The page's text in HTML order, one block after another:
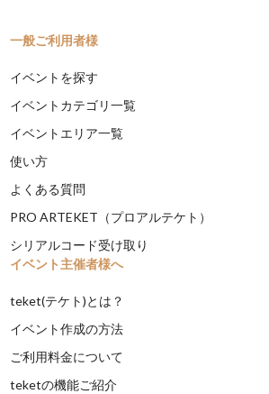
一般ご利用者様
イベントを探す
イベントカテゴリ一覧
イベントエリア一覧
使い方
よくある質問
PRO ARTEKET（プロアルテケト）
シリアルコード受け取り
イベント主催者様へ
teket(テケト)とは？
イベント作成の方法
ご利用料金について
teketの機能ご紹介